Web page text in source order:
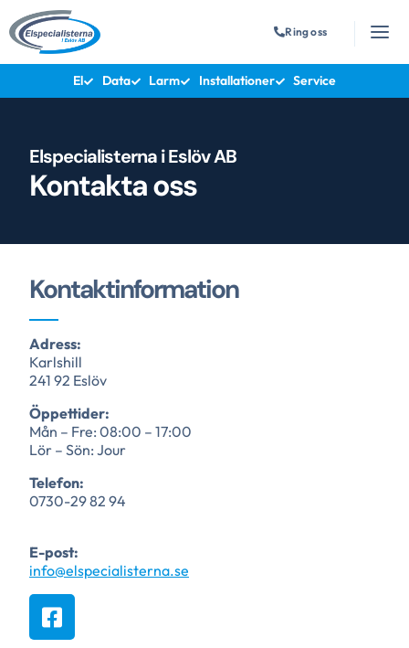
Ring oss
El Data Larm Installationer Service
Elspecialisterna i Eslöv AB
Kontakta oss
Kontaktinformation
Adress:
Karlshill
241 92 Eslöv
Öppettider:
Mån – Fre: 08:00 – 17:00
Lör – Sön: Jour
Telefon:
0730-29 82 94
E-post:
info@elspecialisterna.se